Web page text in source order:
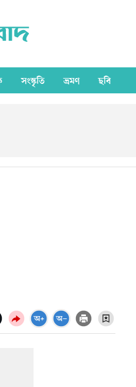
সংস্কৃতি ভ্রমণ ছবি